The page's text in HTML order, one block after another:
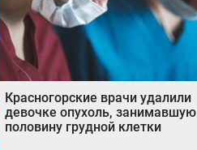
Красногорские врачи удалили
девочке опухоль, занимавшую
половину грудной клетки